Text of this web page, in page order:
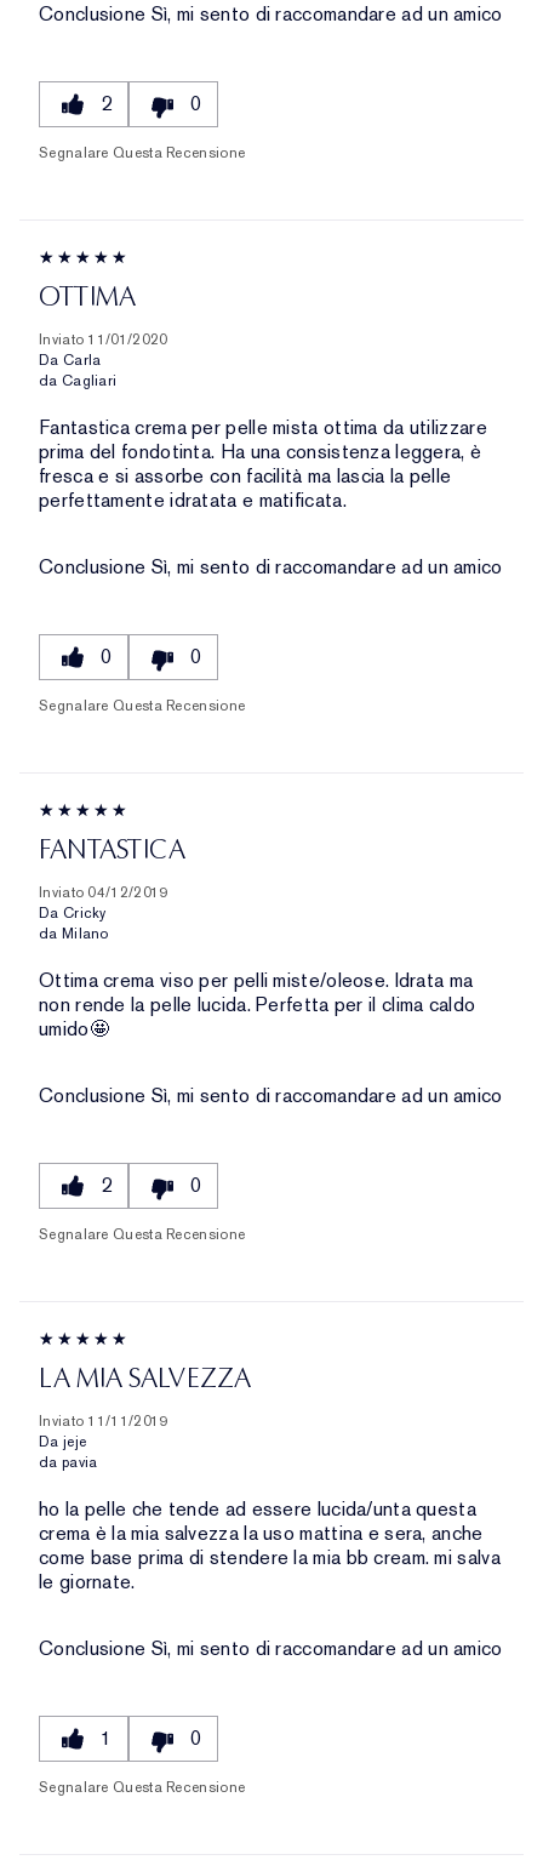
Conclusione Sì, mi sento di raccomandare ad un amico
2 0
Segnalare Questa Recensione
OTTIMA
Inviato 11/01/2020
Da Carla
da Cagliari
Fantastica crema per pelle mista ottima da utilizzare
prima del fondotinta. Ha una consistenza leggera, è
fresca e si assorbe con facilità ma lascia la pelle
perfettamente idratata e matificata.
Conclusione Sì, mi sento di raccomandare ad un amico
0 0
Segnalare Questa Recensione
FANTASTICA
Inviato 04/12/2019
Da Cricky
da Milano
Ottima crema viso per pelli miste/oleose. Idrata ma
non rende la pelle lucida. Perfetta per il clima caldo
umido🤩
Conclusione Sì, mi sento di raccomandare ad un amico
2 0
Segnalare Questa Recensione
LA MIA SALVEZZA
Inviato 11/11/2019
Da jeje
da pavia
ho la pelle che tende ad essere lucida/unta questa
crema è la mia salvezza la uso mattina e sera, anche
come base prima di stendere la mia bb cream. mi salva
le giornate.
Conclusione Sì, mi sento di raccomandare ad un amico
1 0
Segnalare Questa Recensione